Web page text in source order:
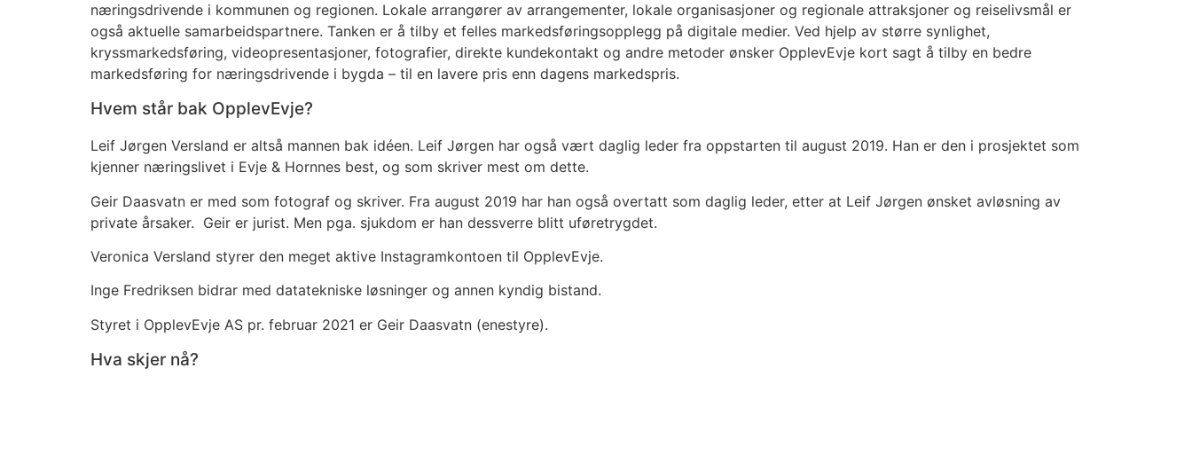
næringsdrivende i kommunen og regionen. Lokale arrangører av arrangementer, lokale organisasjoner og regionale attraksjoner og reiselivsmål er
også aktuelle samarbeidspartnere. Tanken er å tilby et felles markedsføringsopplegg på digitale medier. Ved hjelp av større synlighet,
kryssmarkedsføring, videopresentasjoner, fotografier, direkte kundekontakt og andre metoder ønsker OpplevEvje kort sagt å tilby en bedre
markedsføring for næringsdrivende i bygda – til en lavere pris enn dagens markedspris.
Hvem står bak OpplevEvje?
Leif Jørgen Versland er altså mannen bak idéen. Leif Jørgen har også vært daglig leder fra oppstarten til august 2019. Han er den i prosjektet som
kjenner næringslivet i Evje & Hornnes best, og som skriver mest om dette.
Geir Daasvatn er med som fotograf og skriver. Fra august 2019 har han også overtatt som daglig leder, etter at Leif Jørgen ønsket avløsning av
private årsaker. Geir er jurist. Men pga. sjukdom er han dessverre blitt uføretrygdet.
Veronica Versland styrer den meget aktive Instagramkontoen til OpplevEvje.
Inge Fredriksen bidrar med datatekniske løsninger og annen kyndig bistand.
Styret i OpplevEvje AS pr. februar 2021 er Geir Daasvatn (enestyre).
Hva skjer nå?